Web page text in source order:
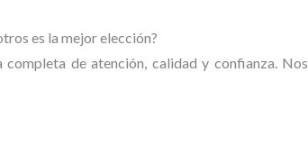
es la mejor elección?
de atención, calidad y confianza.